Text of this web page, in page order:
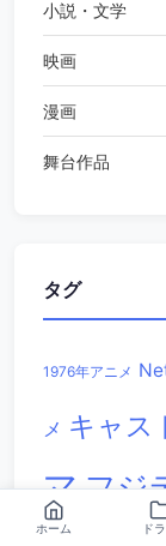
小説・文学
映画
漫画
舞台作品
タグ
1976年アニメ
メ キャス
マフジ
ホーム ド